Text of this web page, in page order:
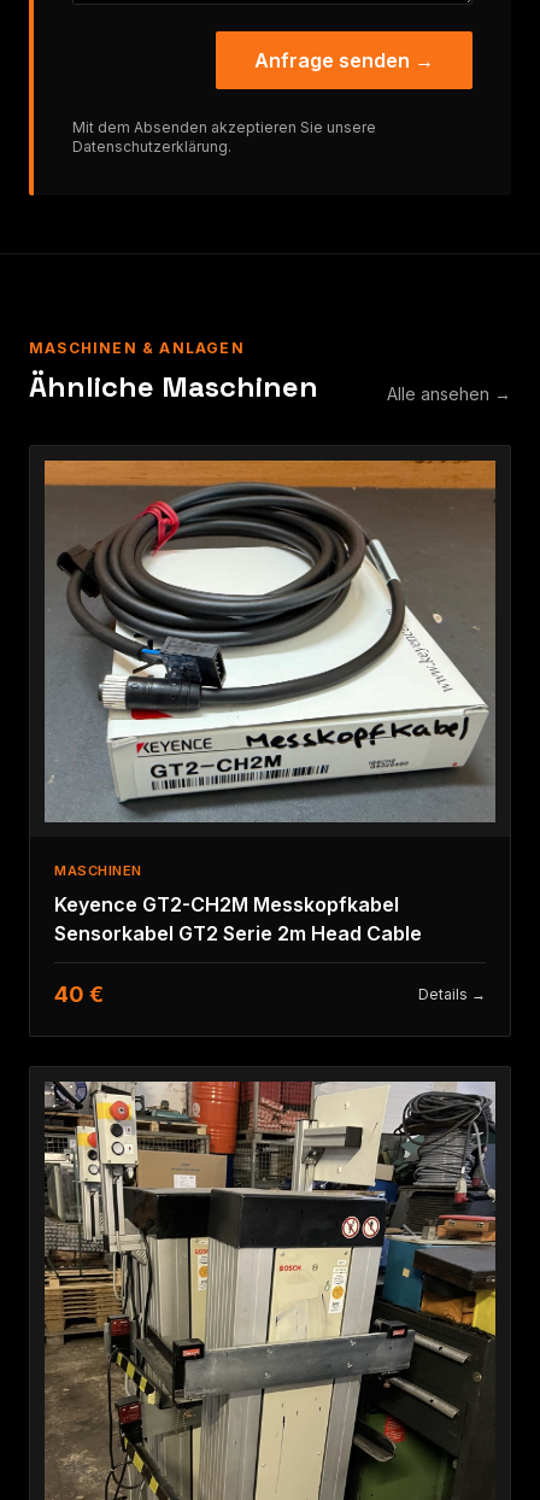
Anfrage senden →
Mit dem Absenden akzeptieren Sie unsere
Datenschutzerklärung.
MASCHINEN & ANLAGEN
Ähnliche Maschinen Alle ansehen →
MASCHINEN
Keyence GT2-CH2M Messkopfkabel
Sensorkabel GT2 Serie 2m Head Cable
40 € Details →